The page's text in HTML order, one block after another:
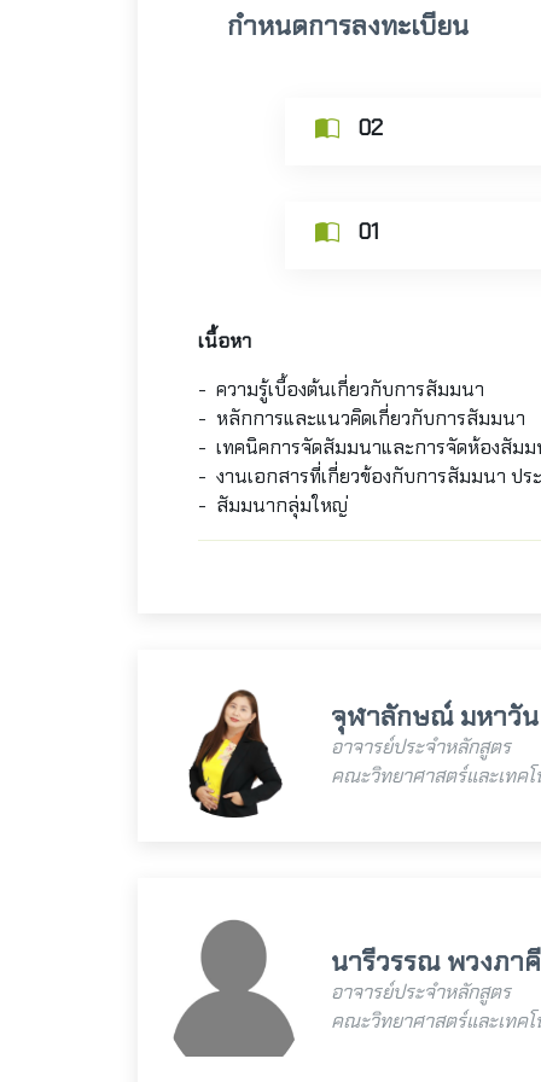
กำหนดการลงทะเบียน
02
01
เนื้อหา
- ความรู้เบื้องต้นเกี่ยวกับการสัมมนา
- หลักการและแนวคิดเกี่ยวกับการสัมมนา
- เทคนิคการจัดสัมมนาและการจัดห้องสัมม
- งานเอกสารที่เกี่ยวข้องกับการสัมมนา ป
- สัมมนากลุ่มใหญ่
จุฬาลักษณ์ มหาวัน
อาจารย์ประจำหลักสูตร
คณะวิทยาศาสตร์และเทคโ
นารีวรรณ พวงภา
อาจารย์ประจำหลักสูตร
คณะวิทยาศาสตร์และเทคโ